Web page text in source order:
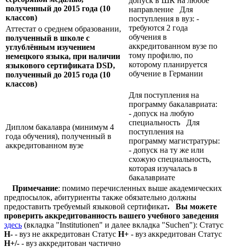
полученный до 2015 года (10
классов)
направление Для
поступления в вуз: -
требуются 2 года
обучения в
аккредитованном вузе по
тому профилю, по
которому планируется
обучение в Германии
Аттестат о среднем образовании,
полученный в школе с
углублённым изучением
немецкого языка, при наличии
языкового сертификата DSD,
полученный до 2015 года (10
классов)
Диплом бакалавра (минимум 4
года обучения), полученный в
аккредитованном вузе
Для поступления на
программу бакалавриата:
- допуск на любую
специальность Для
поступления на
программу магистратуры:
- допуск на ту же или
схожую специальность,
которая изучалась в
бакалавриате
Примечание: помимо перечисленных выше академических
предпосылок, абитуриенты также обязательно должны
предоставить требуемый языковой сертификат.
Вы можете
проверить аккредитованность вашего учебного заведения
здесь (вкладка "Institutionen" и далее вкладка "Suchen"): Статус
Н- - вуз не аккредитован Статус Н+ - вуз аккредитован Статус
Н+/- - вуз аккредитован частично